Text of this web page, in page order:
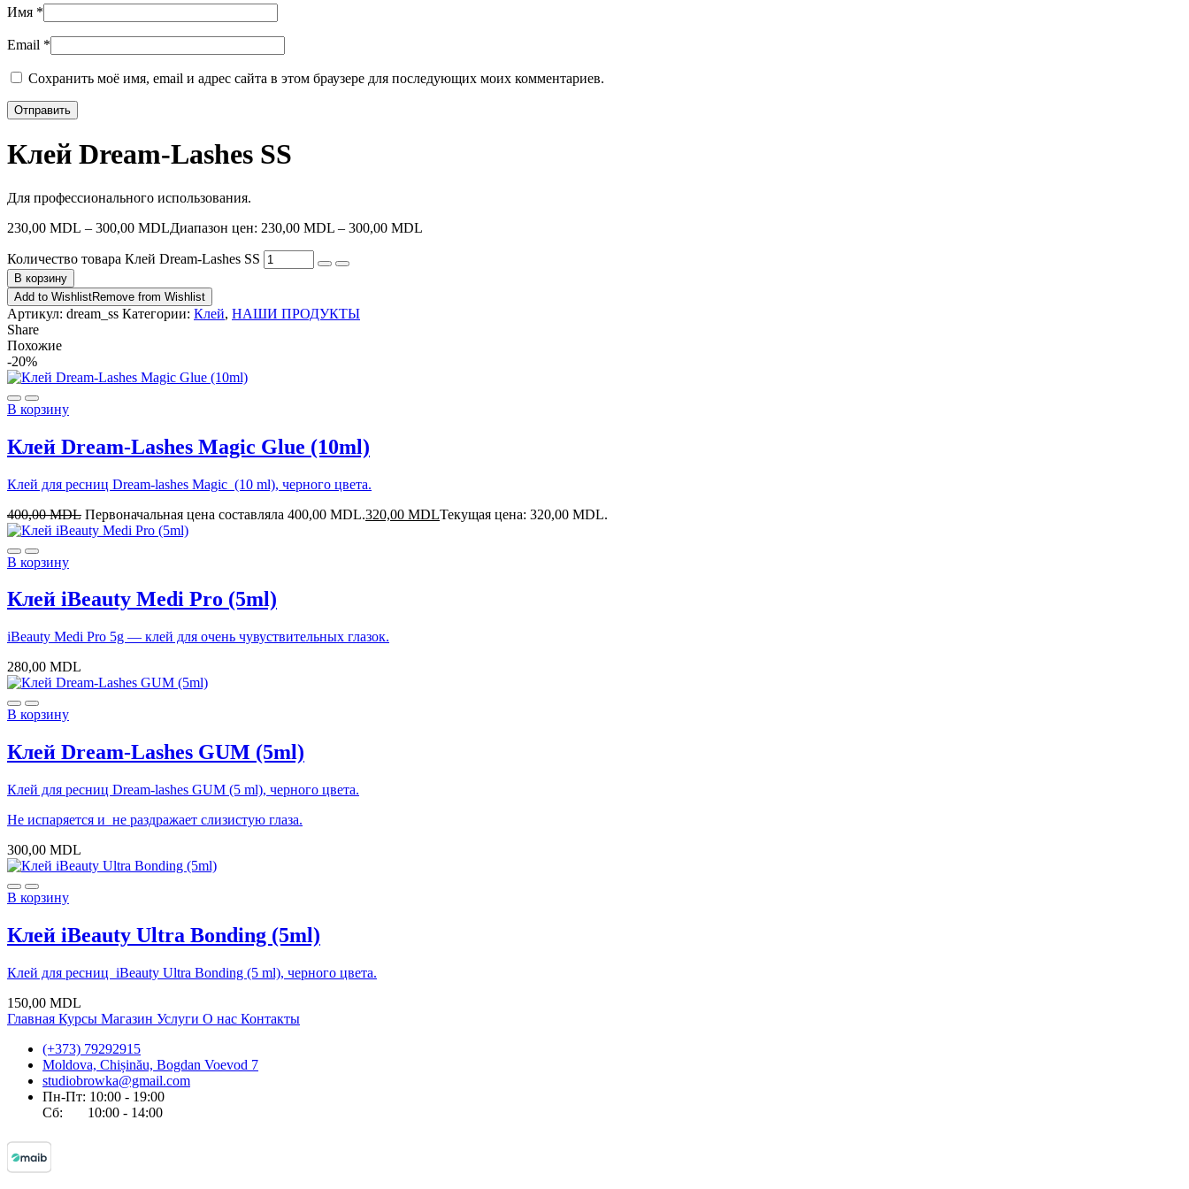
Имя *
Email *
Сохранить моё имя, email и адрес сайта в этом браузере для последующих моих комментариев.
Клей Dream-Lashes SS
Для профессионального использования.
230,00 MDL – 300,00 MDLДиапазон цен: 230,00 MDL – 300,00 MDL
Количество товара Клей Dream-Lashes SS
В корзину
Add to WishlistRemove from Wishlist
Артикул: dream_ss Категории: Клей, НАШИ ПРОДУКТЫ
Share
Похожие
-20%
В корзину
Клей Dream-Lashes Magic Glue (10ml)
Клей для ресниц Dream-lashes Magic (10 ml), черного цвета.
400,00MDL Первоначальная цена составляла 400,00 MDL.320,00 MDLТекущая цена: 320,00 MDL.
В корзину
Клей iBeauty Medi Pro (5ml)
iBeauty Medi Pro 5g — клей для очень чувуствительных глазок.
280,00 MDL
В корзину
Клей Dream-Lashes GUM (5ml)
Клей для ресниц Dream-lashes GUM (5 ml), черного цвета.
Не испаряется и не раздражает слизистую глаза.
300,00 MDL
В корзину
Клей iBeauty Ultra Bonding (5ml)
Клей для ресниц iBeauty Ultra Bonding (5 ml), черного цвета.
150,00 MDL
Главная Курсы Магазин Услуги О нас Контакты
(+373) 79292915
Moldova, Chișinău, Bogdan Voevod 7
studiobrowka@gmail.com
Пн-Пт: 10:00 - 19:00
Сб: 10:00 - 14:00